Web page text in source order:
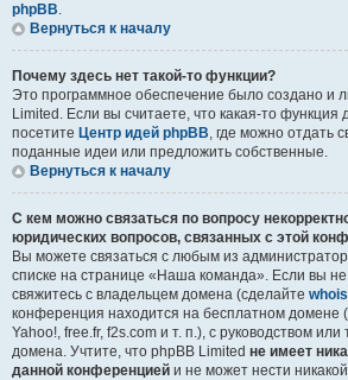
phpBB.
Вернуться к началу
Почему здесь нет такой-то функции?
Это программное обеспечение было создано и
Limited. Если вы считаете, что какая-то
посетите Центр идей phpBB, где можно отдать
поданные идеи или предложить собственные.
Вернуться к началу
С кем можно связаться по вопросу
юридических вопросов, связанных с этой
Вы можете связаться с любым из
списке на странице «Наша команда». Если вы
свяжитесь с владельцем домена (сделайте
конференция находится на бесплатном домене
Yahoo!, free.fr, f2s.com и т. п.), с руководством
домена. Учтите, что phpBB Limited не имеет
данной конференцией и не может нести